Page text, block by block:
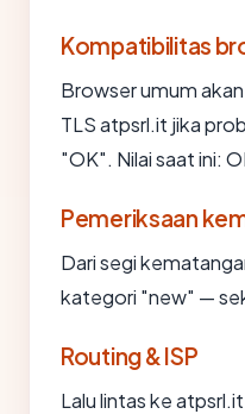
Kompatibilitas
Browser umum
TLS atpsrl.it jika
"OK". Nilai saat ini:
Pemeriksaan
Dari segi
kategori "new" —
Routing & ISP
Lalu lintas ke